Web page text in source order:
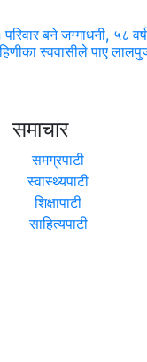
बने जग्गाधनी, ५८
स्ववासीले पाए
समाचार
समग्रपाटी
स्वास्थ्यपाटी
शिक्षापाटी
साहित्यपाटी